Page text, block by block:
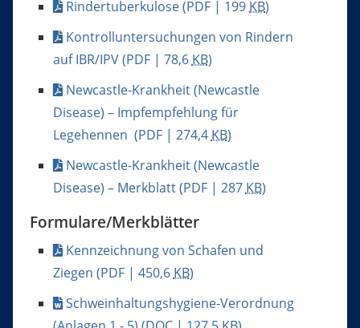
Rindertuberkulose(PDF | 199 KB)
Kontrolluntersuchungen von Rindern
auf IBR/IPV(PDF | 78,6 KB)
Newcastle-Krankheit (Newcastle
Disease) – Impfempfehlung für
Legehennen (PDF | 274,4 KB)
Newcastle-Krankheit (Newcastle
Disease) – Merkblatt(PDF | 287 KB)
Formulare/Merkblätter
Kennzeichnung von Schafen und
Ziegen (PDF | 450,6 KB)
Schweinhaltungshygiene-Verordnung